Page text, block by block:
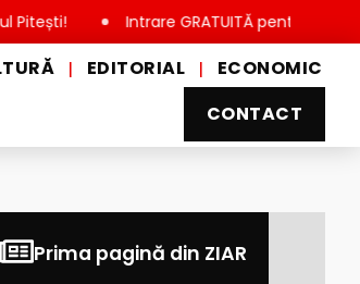
Intrare GRATUITĂ pentru copii, elevi și
| EDITORIAL |
ECONOMIC
CONTACT
Prima pagină din ZIAR